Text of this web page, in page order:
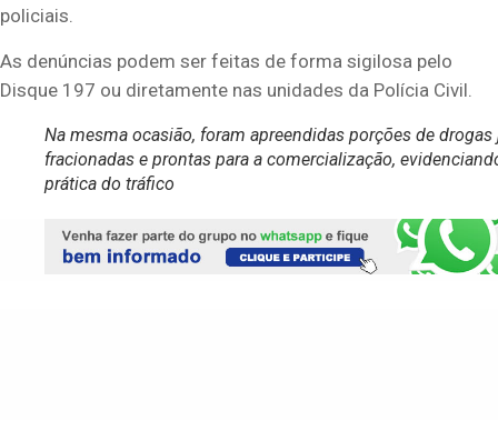
policiais.
As denúncias podem ser feitas de forma sigilosa pelo
Disque 197 ou diretamente nas unidades da Polícia Civil.
Na mesma ocasião, foram apreendidas porções de drogas
fracionadas e prontas para a comercialização,
prática do tráfico